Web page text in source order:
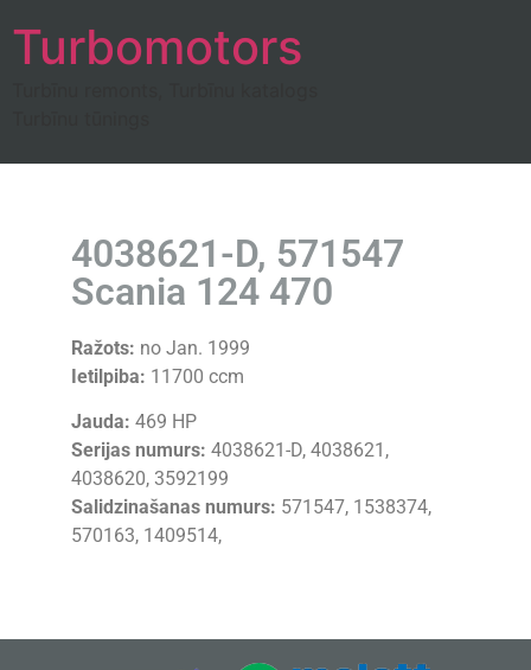
Turbomotors
4038621-D, 571547
Scania 124 470
Ražots: no Jan. 1999
Ietilpiba: 11700 ccm
Jauda: 469 HP
Serijas numurs: 4038621-D, 4038621,
4038620, 3592199
Salidzinašanas numurs: 571547, 1538374,
570163, 1409514,